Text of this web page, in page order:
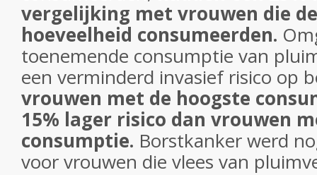
vergelijking met vrouwen die
hoeveelheid consumeerden.
toenemende consumptie van
een verminderd invasief risico op
vrouwen met de hoogste
15% lager risico dan vrouwen
consumptie. Borstkanker werd
voor vrouwen die vlees van